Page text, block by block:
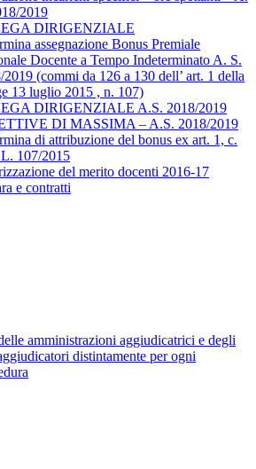
2019
DIRIGENZIALE
assegnazione Bonus Premiale
Docente a Tempo Indeterminato A. S.
2019 (commi da 126 a 130 dell’ art. 1 della
13 luglio 2015 , n. 107)
DIRIGENZIALE A.S. 2018/2019
DI MASSIMA – A.S. 2018/2019
di attribuzione del bonus ex art. 1, c.
107/2015
del merito docenti 2016-17
e contratti
amministrazioni aggiudicatrici e degli
distintamente per ogni